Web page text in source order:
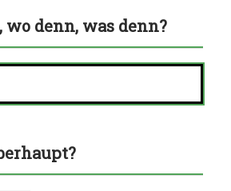
wo denn, was denn?